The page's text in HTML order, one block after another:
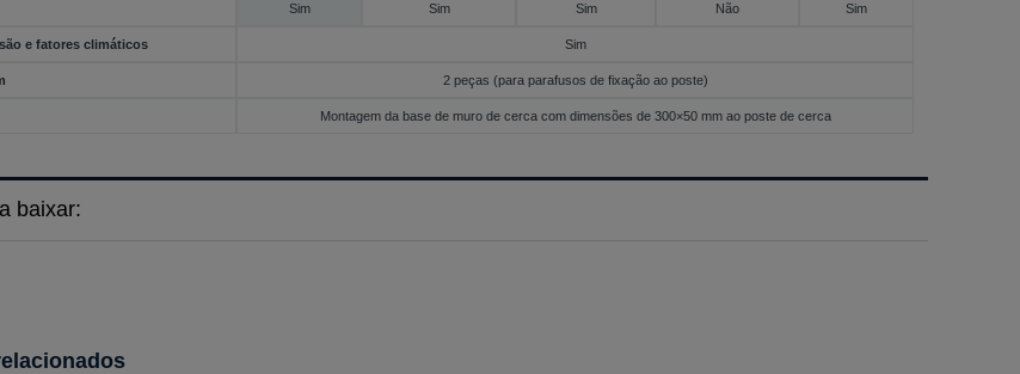
Sim Sim Sim Não Sim
e fatores climáticos Sim
2 peças (para parafusos de fixação ao poste)
Montagem da base de muro de cerca com dimensões de 300×50 mm ao poste de cerca
baixar: